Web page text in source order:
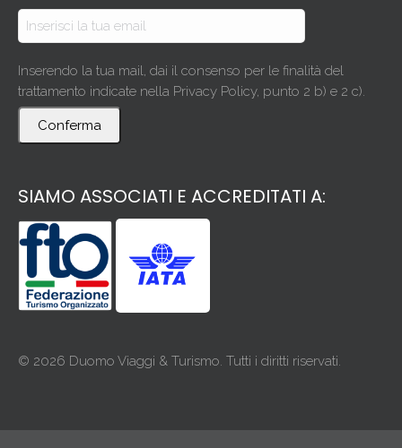
Inserendo la tua mail, dai il consenso per le finalità del
trattamento indicate nella Privacy Policy, punto 2 b) e 2 c).
Conferma
SIAMO ASSOCIATI E ACCREDITATI A:
© 2026 Duomo Viaggi & Turismo. Tutti i diritti riservati.